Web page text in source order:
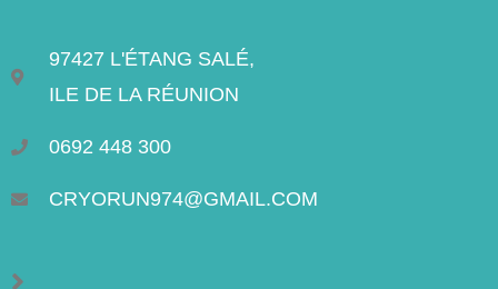
97427 L'ÉTANG SALÉ,
ILE DE LA RÉUNION
0692 448 300
CRYORUN974@GMAIL.COM